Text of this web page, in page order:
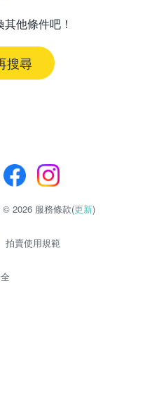
他條件吧！
搜尋
© 2026 服務條款(更新)
拍賣使用規範